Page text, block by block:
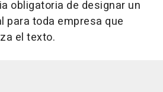
obligatoria de designar un
para toda empresa que
el texto.